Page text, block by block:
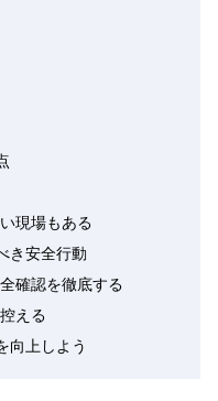
現場もある
き安全行動
確認を徹底する
える
向上しよう